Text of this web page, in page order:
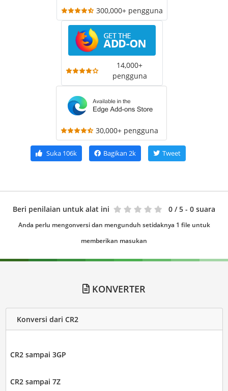
300,000+ pengguna
14,000+
pengguna
30,000+ pengguna
Suka106k Bagikan 2k Tweet
Beri penilaian untuk alat ini 0 / 5 - 0 suara
Anda perlu mengonversi dan mengunduh setidaknya 1 file untuk
memberikan masukan
KONVERTER
Konversi dari CR2
CR2 sampai 3GP
CR2 sampai 7Z